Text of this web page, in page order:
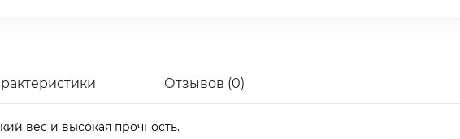
Отзывов (0)
вес и высокая прочность.